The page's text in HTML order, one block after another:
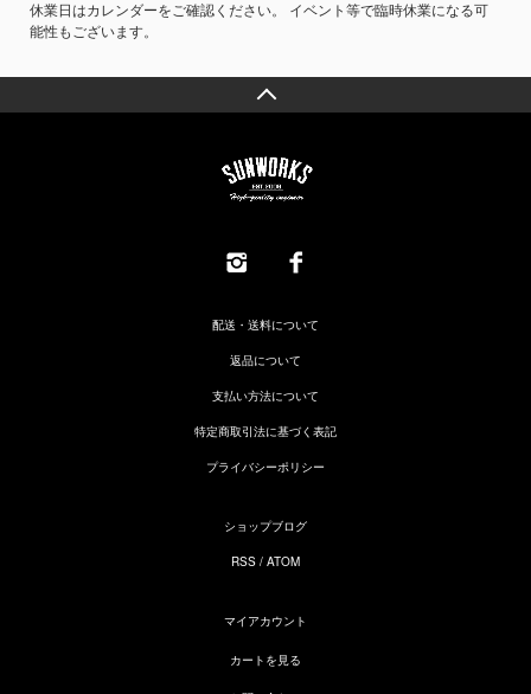
休業日はカレンダーをご確認ください。 イベント等で臨時休業になる可
能性もございます。
配送・送料について
返品について
支払い方法について
特定商取引法に基づく表記
プライバシーポリシー
ショップブログ
RSS / ATOM
マイアカウント
カートを見る